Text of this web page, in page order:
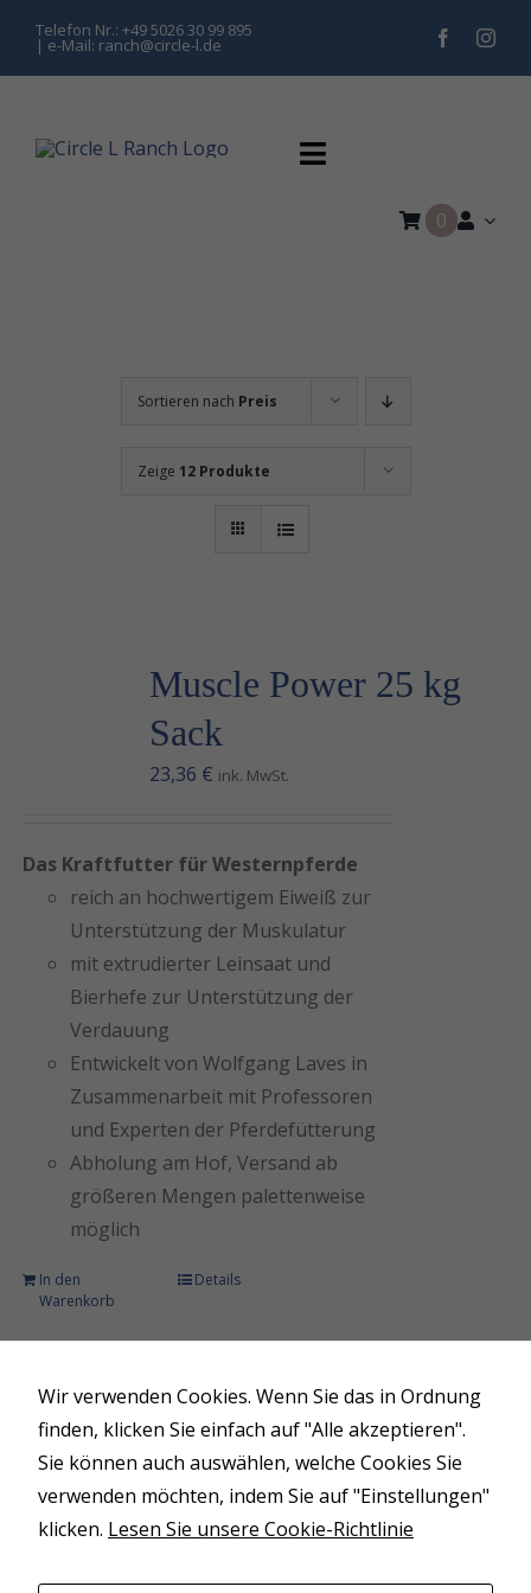
Inhalt
springen
Telefon Nr.: +49 5026 30 99 895
| e-Mail: ranch@circle-l.de
Toggle
Navigation
Verkaufspferde
0
Sortieren nach Preis
Zeige 12 Produkte
Muscle Power 25 kg
Sack
23,36 € ink. MwSt.
Das Kraftfutter für Westernpferde
reich an hochwertigem Eiweiß zur
Unterstützung der Muskulatur
mit extrudierter Leinsaat und
Bierhefe zur Unterstützung der
Verdauung
Entwickelt von Wolfgang Laves in
Zusammenarbeit mit Professoren
und Experten der Pferdefütterung
Abholung am Hof, Versand ab
größeren Mengen palettenweise
möglich
In den
Warenkorb
Details
© Copyright 2026 | Circle L Ranch
Wir verwenden Cookies. Wenn Sie das in Ordnung
finden, klicken Sie einfach auf "Alle akzeptieren".
Sie können auch auswählen, welche Cookies Sie
verwenden möchten, indem Sie auf "Einstellungen"
klicken. Lesen Sie unsere Cookie-Richtlinie